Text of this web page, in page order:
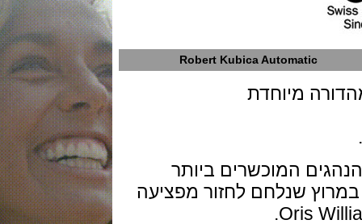
Robert Kubica Automatic
מיוחדת
1 של אחד הנהגים המוכשרים ביותר
שנלחם לחזור מפציעה